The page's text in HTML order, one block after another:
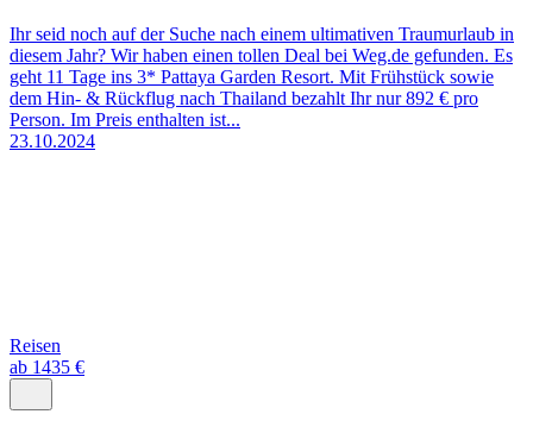
Ihr seid noch auf der Suche nach einem ultimativen Traumurlaub in
diesem Jahr? Wir haben einen tollen Deal bei Weg.de gefunden. Es
geht 11 Tage ins 3* Pattaya Garden Resort. Mit Frühstück sowie
dem Hin- & Rückflug nach Thailand bezahlt Ihr nur 892 € pro
Person. Im Preis enthalten ist...
23.10.2024
Reisen
ab 1435 €